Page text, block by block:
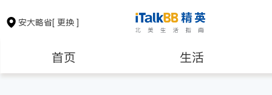
安大略省[ 更换 ]
首页 生活